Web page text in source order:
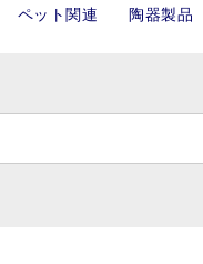
ペット関連 陶器製品